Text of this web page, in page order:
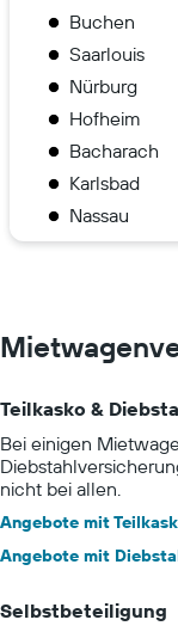
Buchen
Saarlouis
Nürburg
Hofheim
Bacharach
Karlsbad
Nassau
Teilkasko &
Bei einigen
nicht bei allen.
Angebote mit
Angebote mit
Selbstbeteiligung